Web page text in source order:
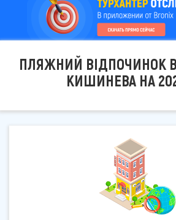
ПЛЯЖНИЙ ВІДПОЧИНОК
КИШИНЕВА НА